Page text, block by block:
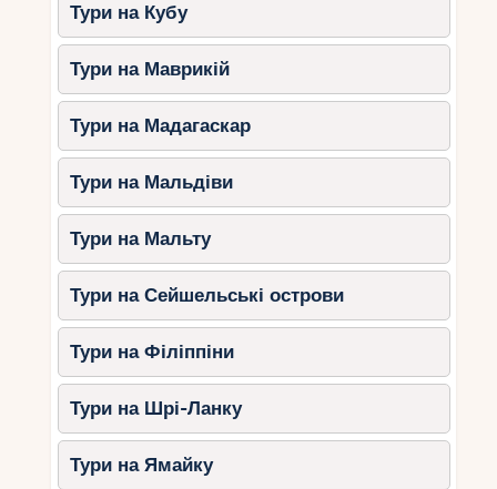
Тури на Кубу
Тури на Маврикій
Тури на Мадагаскар
Тури на Мальдіви
Тури на Мальту
Тури на Сейшельські острови
Тури на Філіппіни
Тури на Шрі-Ланку
Тури на Ямайку